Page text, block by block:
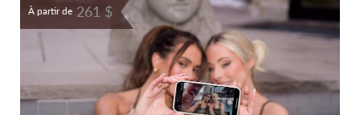
À partir de 261 $